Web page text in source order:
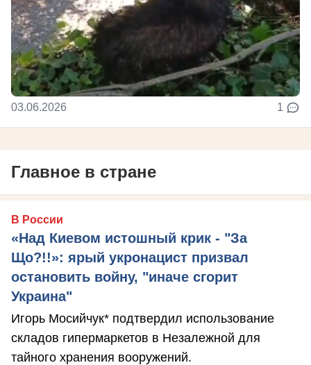
03.06.2026 1
Главное в стране
В России
«Над Киевом истошный крик - "За
Що?!!»: ярый укронацист призвал
остановить войну, "иначе сгорит
Украина"
Игорь Мосийчук* подтвердил использование
складов гипермаркетов в Незалежной для
тайного хранения вооружений.